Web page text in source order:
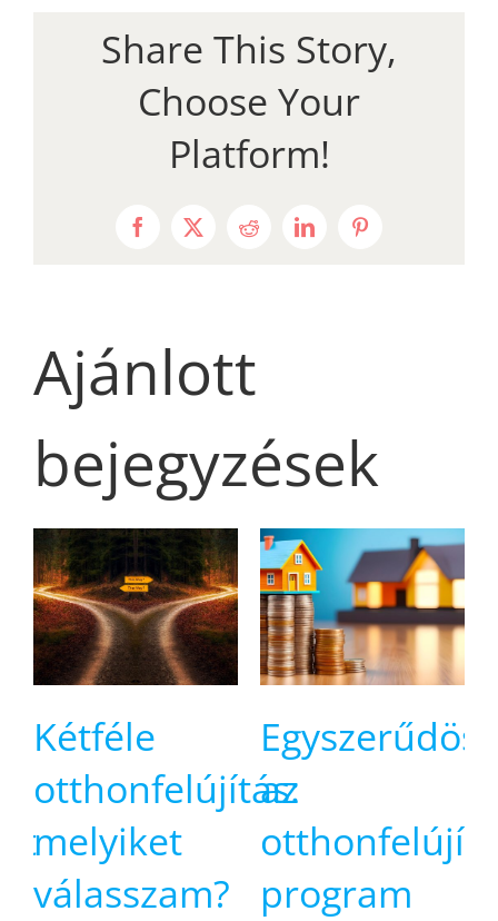
Share This Story,
Choose Your
Platform!
Facebook
X RedditLinkedInPinterest
Ajánlott
bejegyzések
Kétféle
otthonfelújítás:
melyiket
válasszam?
az
program